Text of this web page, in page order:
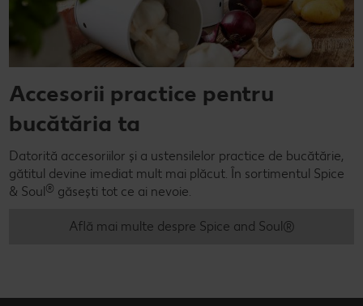
Accesorii practice pentru
bucătăria ta
Datorită accesoriilor și a ustensilelor practice de bucătărie,
gătitul devine imediat mult mai plăcut. În sortimentul Spice
& Soul® găsești tot ce ai nevoie.
Află mai multe despre Spice and Soul®